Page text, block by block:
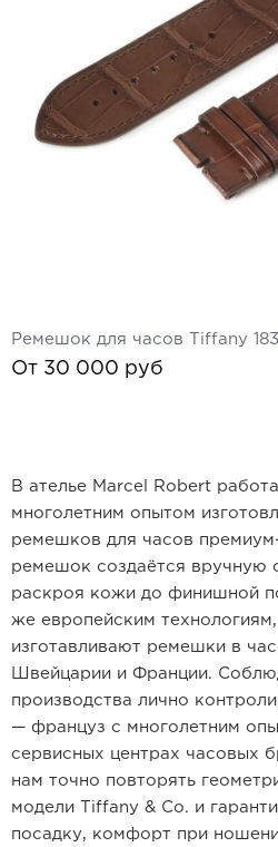
Ремешок для часов Tiffany
От 30 000 руб
В ателье Marcel Robert
многолетним опытом
ремешков для часов
ремешок создаётся вручную
раскроя кожи до финишной
же европейским
изготавливают ремешки в
Швейцарии и Франции.
производства лично
— француз с многолетним
сервисных центрах часовых
нам точно повторять
модели Tiffany & Co. и
посадку, комфорт при